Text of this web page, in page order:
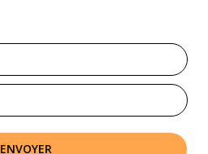
ENVOYER